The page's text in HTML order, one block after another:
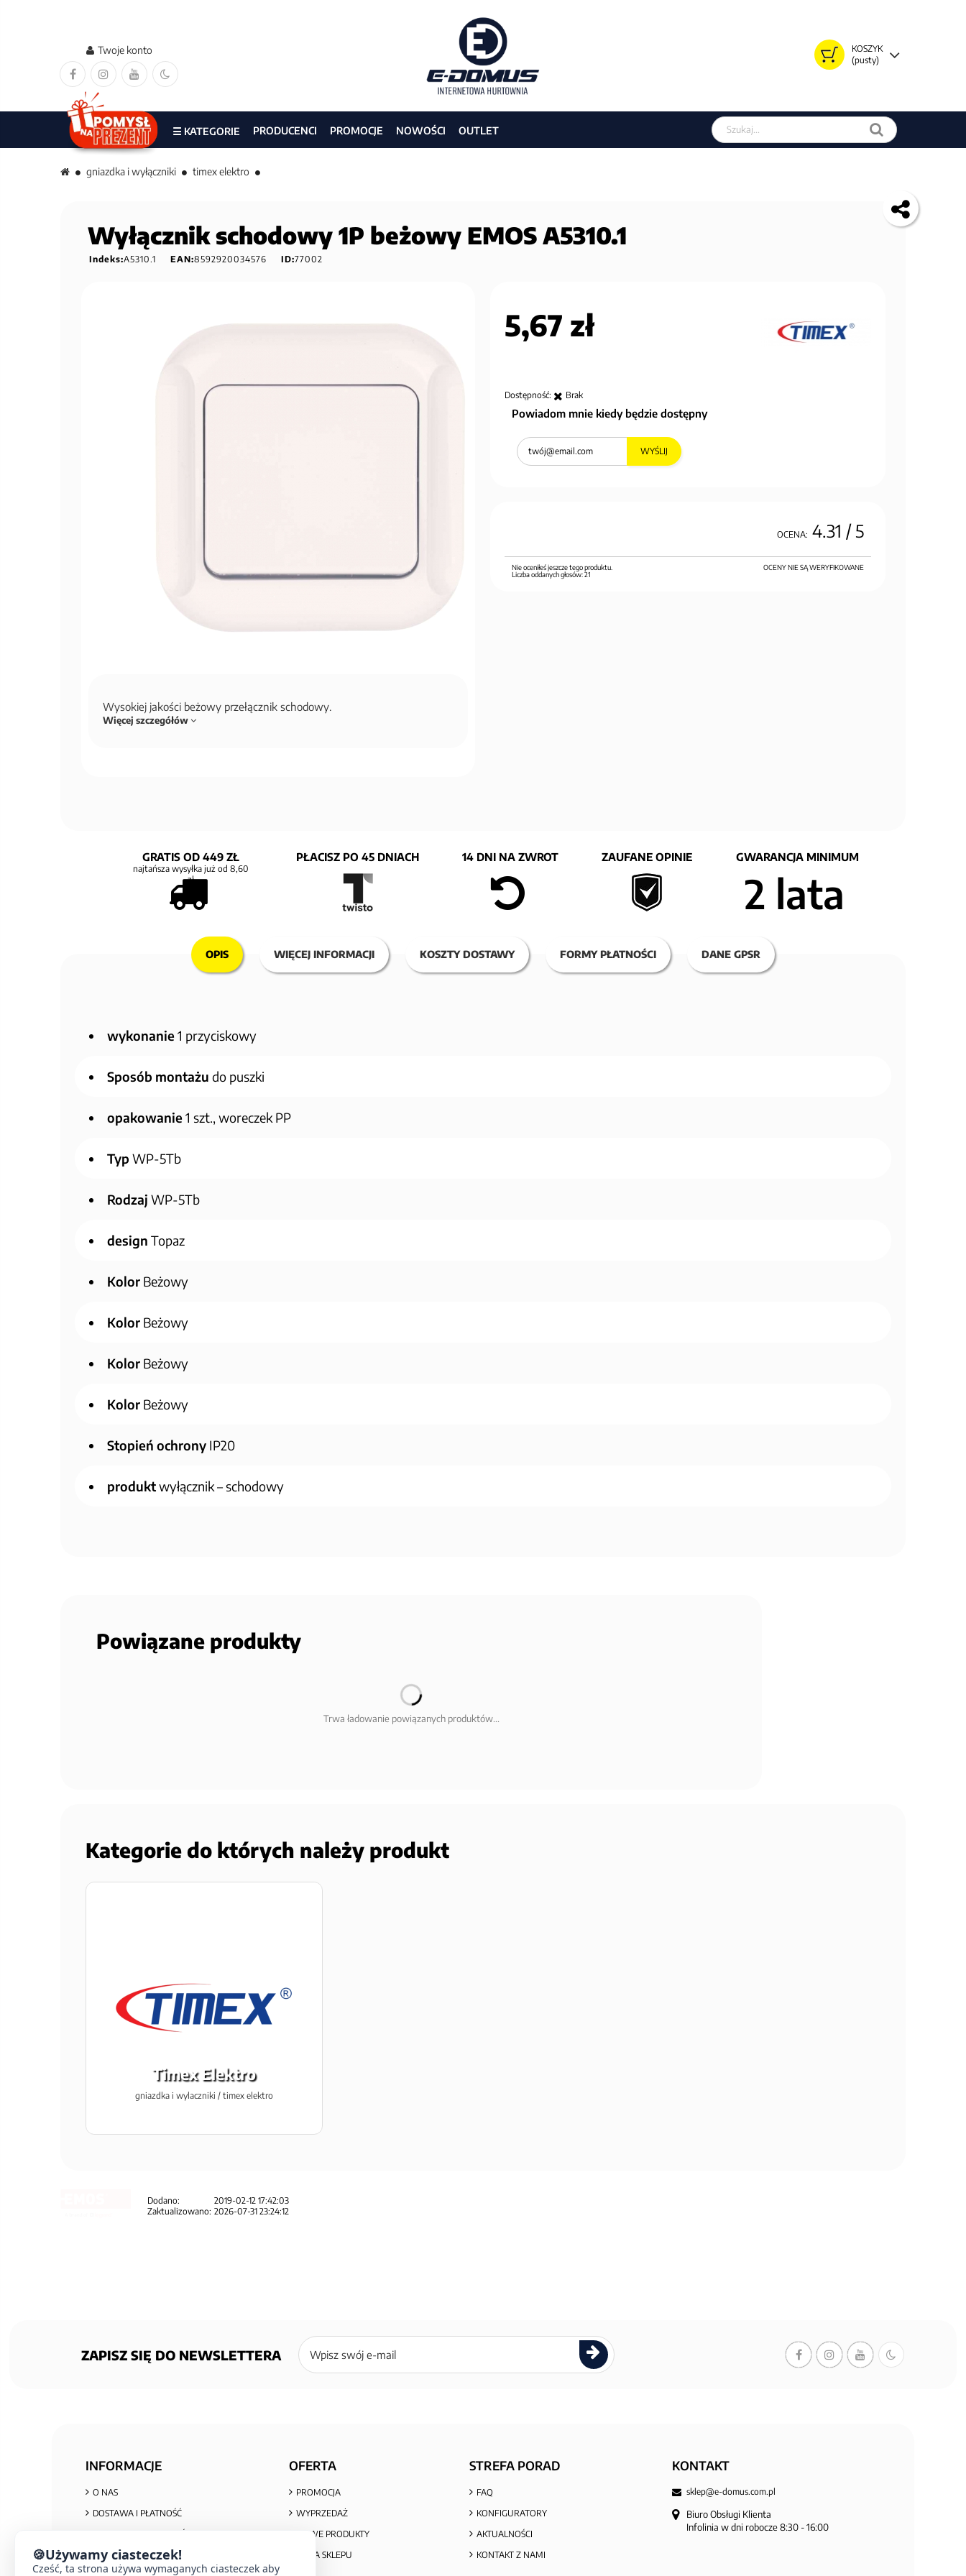
KOSZYK
(pusty)
Twoje konto
Szukaj w sklepie
☰ KATEGORIE PRODUCENCI PROMOCJE NOWOŚCI OUTLET
gniazdka i wyłączniki timex elektro
Wyłącznik schodowy 1P beżowy EMOS A5310.1
Indeks:A5310.1 EAN:8592920034576 ID:77002
Wysokiej jakości beżowy przełącznik schodowy.
Więcej szczegółów
5,67 zł
Dostępność: Brak
Powiadom mnie kiedy będzie dostępny
WYŚLIJ
OCENA: 4.31 / 5
OCENY NIE SĄ WERYFIKOWANE
Nie oceniłeś jeszcze tego produktu.
Liczba oddanych głosów:21
GRATIS OD 449 ZŁ
najtańsza wysyłka już od 8,60
zł
PŁACISZ PO 45 DNIACH 14 DNI NA ZWROT ZAUFANE OPINIE GWARANCJA MINIMUM
2 lata
OPIS WIĘCEJ INFORMACJI KOSZTY DOSTAWY FORMY PŁATNOŚCI DANE GPSR
wykonanie1 przyciskowy
Sposób montażu do puszki
opakowanie1 szt., woreczek PP
Typ WP-5Tb
Rodzaj WP-5Tb
design Topaz
Kolor Beżowy
Kolor Beżowy
Kolor Beżowy
Kolor Beżowy
Stopień ochrony IP20
produktwyłącznik – schodowy
Powiązane produkty
Trwa ładowanie powiązanych produktów...
Kategorie do których należy produkt
Timex Elektro
gniazdka i wylaczniki / timex elektro
Dodano:
2019-02-12 17:42:03
Zaktualizowano: 2026-07-31 23:24:12
ZAPISZ SIĘ DO NEWSLETTERA
Zapisz
się
newslettera
INFORMACJE
O NAS
DOSTAWA I PŁATNOŚĆ
REGULAMIN ZAKUPÓW
OFERTA
PROMOCJA
WYPRZEDAŻ
NOWE PRODUKTY
MAPA SKLEPU
STREFA PORAD
FAQ
KONFIGURATORY
AKTUALNOŚCI
KONTAKT Z NAMI
KONTAKT
sklep@e-domus.com.pl
Biuro Obsługi Klienta
Infolinia w dni robocze 8:30 - 16:00
🍪Używamy ciasteczek!
Cześć, ta strona używa wymaganych ciasteczek aby